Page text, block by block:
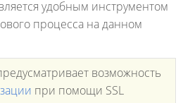
удобным инструментом
процесса на данном
возможность
при помощи SSL